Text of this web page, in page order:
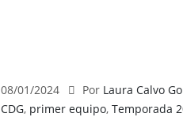
08/01/2024 Por Laura Calvo
CDG, primer equipo,Temporada